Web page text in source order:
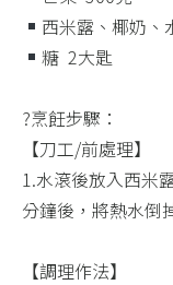
西米露、椰奶、
糖 ​ 2大匙​
?烹飪步驟：​
【刀工/前處理】​
1.水滾後放入西米
分鐘後，將熱水倒
【調理作法】​